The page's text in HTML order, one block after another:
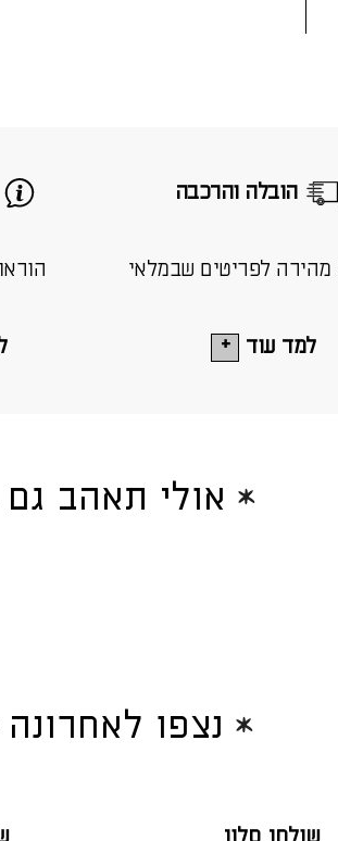
הובלה והרכבה
לפריטים שבמלאי
למד עוד
אולי תאהב גם
נצפו לאחרונה